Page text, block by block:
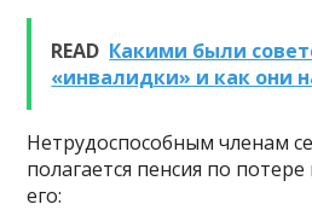
READ Какими были
«инвалидки» и как они
Нетрудоспособным членам
полагается пенсия по
его: